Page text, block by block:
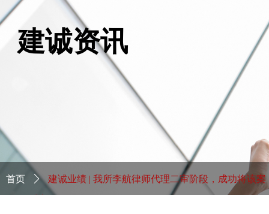
建诚资讯
首页 ꄲ
建诚业绩 | 我所李航律师代理二审阶段，成功将该案